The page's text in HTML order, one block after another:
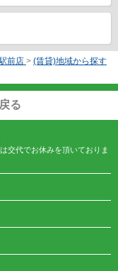
前店 > (賃貸)地域から探す
る
交代でお休みを頂いておりま